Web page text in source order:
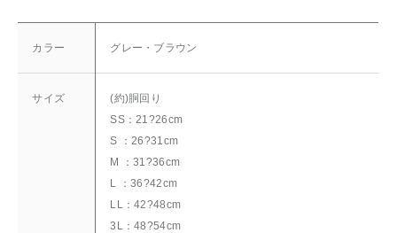
カラー グレー・ブラウン
サイズ
(約)胴回り
SS：21?26cm
S ：26?31cm
M ：31?36cm
L ：36?42cm
LL：42?48cm
3L：48?54cm